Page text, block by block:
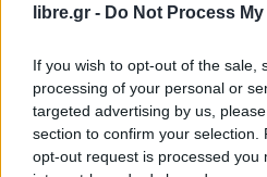
libre.gr - Do Not Process
If you wish to opt-out of the sale,
processing of your personal or
targeted advertising by us,
section to confirm your selection.
opt-out request is processed you
για τον αγωγό ΕastMed
να τεθούν δημόσια και
θυρών. Βρισκόμαστε σε
όξυνσης της
να εκφράζεται με σαφή